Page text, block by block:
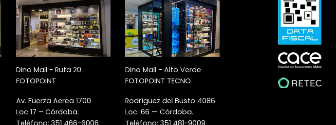
Dino Mall - Ruta 20
FOTOPOINT
Av. Fuerza Aerea 1700
Loc 17 – Córdoba.
Dino Mall - Alto Verde
FOTOPOINT TECNO
Rodríguez del Busto 4086
Loc. 66 — Córdoba.